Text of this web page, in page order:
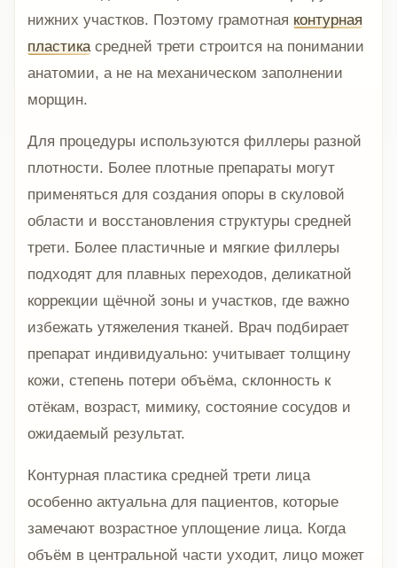
нижних участков. Поэтому грамотная контурная
пластикасредней трети строится на понимании
анатомии, а не на механическом заполнении
морщин.
Для процедуры используются филлеры разной
плотности. Более плотные препараты могут
применяться для создания опоры в скуловой
области и восстановления структуры средней
трети. Более пластичные и мягкие филлеры
подходят для плавных переходов, деликатной
коррекции щёчной зоны и участков, где важно
избежать утяжеления тканей. Врач подбирает
препарат индивидуально: учитывает толщину
кожи, степень потери объёма, склонность к
отёкам, возраст, мимику, состояние сосудов и
ожидаемый результат.
Контурная пластика средней трети лица
особенно актуальна для пациентов, которые
замечают возрастное уплощение лица. Когда
объём в центральной части уходит, лицо может